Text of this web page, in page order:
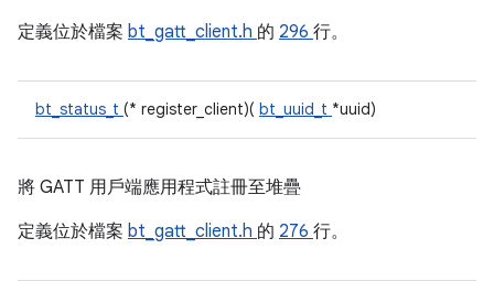
定義位於檔案 bt_gatt_client.h 的 296 行。
bt_status_t (* register_client)( bt_uuid_t *uuid)
將 GATT 用戶端應用程式註冊至堆疊
定義位於檔案 bt_gatt_client.h 的 276 行。